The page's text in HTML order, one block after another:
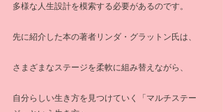
多様な人生設計を模索する必要があるのです。
先に紹介した本の著者リンダ・グラットン氏は、
さまざまなステージを柔軟に組み替えながら、
自分らしい生き方を見つけていく「マルチステー